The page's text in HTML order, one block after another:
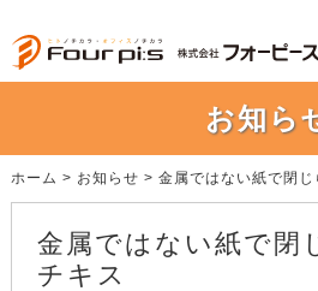
お知ら
ホーム > お知らせ > 金属ではない紙で閉
金属ではない紙で閉
チキス